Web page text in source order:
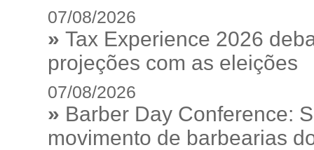
07/08/2026
» Tax Experience 2026
projeções com as eleições
07/08/2026
» Barber Day Conference:
movimento de barbearias